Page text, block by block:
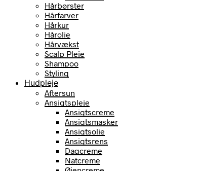
Hårbørster
Hårfarver
Hårkur
Hårolie
Hårvækst
Scalp Pleje
Shampoo
Styling
Hudpleje
Aftersun
Ansigtspleje
Ansigtscreme
Ansigtsmasker
Ansigtsolie
Ansigtsrens
Dagcreme
Natcreme